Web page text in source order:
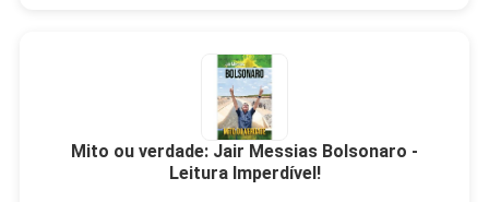
Mito ou verdade: Jair Messias Bolsonaro -
Leitura Imperdível!